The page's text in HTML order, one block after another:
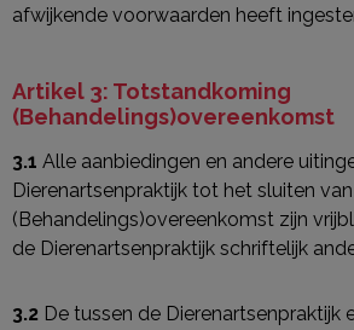
afwijkende voorwaarden heeft
Artikel 3: Totstandkoming
(Behandelings)overeenkomst
3.1 Alle aanbiedingen en andere
Dierenartsenpraktijk tot het sluiten
(Behandelings)overeenkomst zijn
de Dierenartsenpraktijk schriftelijk
3.2 De tussen de Dierenartsenpraktijk